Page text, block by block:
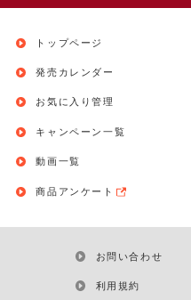
トップページ
発売カレンダー
お気に入り管理
キャンペーン一覧
動画一覧
商品アンケート
お問い合わせ
利用規約